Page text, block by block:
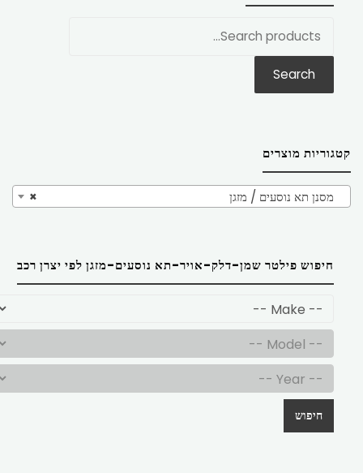
Search
קטגוריות מוצרים
× מסנן תא נוסעים / מזגן
חיפוש פילטר שמן-דלק-אויר-תא נוסעים-מזגן לפי יצרן רכב
חיפוש